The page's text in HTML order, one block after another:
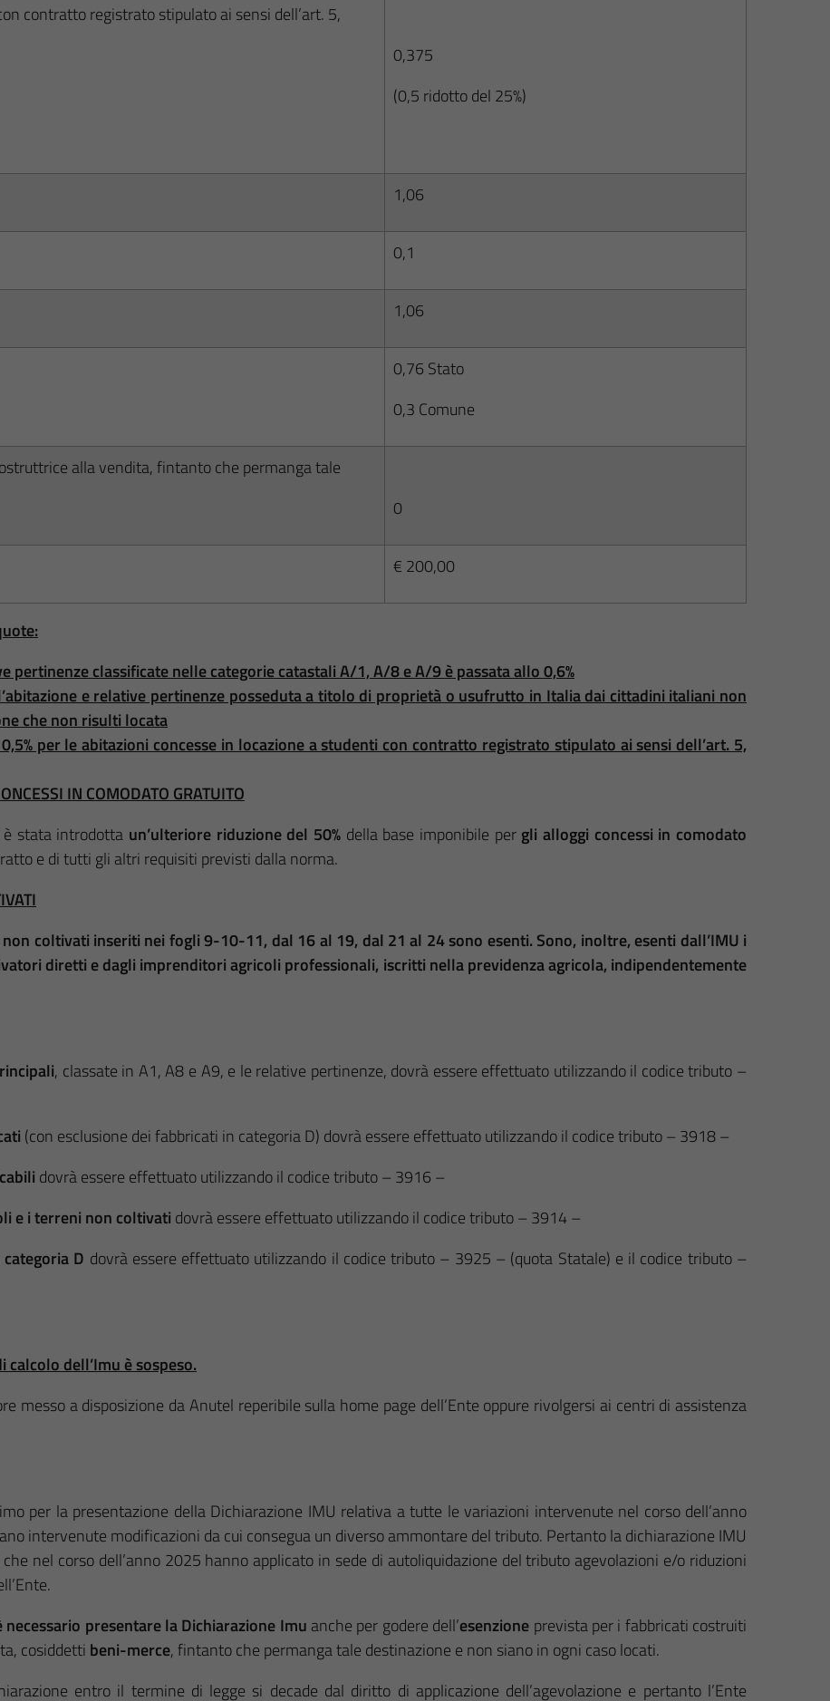
contratto registrato stipulato ai sensi dell’art. 5,
0,375
(0,5 ridotto del 25%)
1,06
0,1
1,06
0,76 Stato
0,3 Comune
alla vendita, fintanto che permanga tale
0
€ 200,00
pertinenze classificate nelle categorie catastaliA/1, A/8 e A/9 è passata allo 0,6%
e relative pertinenze posseduta a titolo di proprietà o usufrutto in Italia dai cittadini italiani non
che non risulti locata
per le abitazioni concesse in locazione a studenti con contratto registrato stipulato ai sensi dell’art. 5,
IN COMODATO GRATUITO
stata introdotta un’ulteriore riduzione del 50% della base imponibile per gli alloggi concessi in comodato
e di tutti gli altri requisiti previsti dalla norma.
coltivati inseriti nei fogli 9-10-11, dal 16 al 19, dal 21 al 24 sono esenti. Sono, inoltre, esenti dall’IMU i
diretti e dagli imprenditori agricoli professionali, iscritti nella previdenza agricola, indipendentemente
, classate in A1, A8 e A9, e le relative pertinenze, dovrà essere effettuato utilizzando il codice tributo –
(con esclusione dei fabbricati in categoria D) dovrà essere effettuato utilizzando il codice tributo – 3918 –
dovrà essere effettuato utilizzando il codice tributo – 3916 –
e i terreni non coltivati dovrà essere effettuato utilizzando il codice tributo – 3914 –
D dovrà essere effettuato utilizzando il codice tributo – 3925 – (quota Statale) e il codice tributo –
calcolo dell’Imu è sospeso.
messo a disposizione da Anutel reperibile sulla home page dell’Ente oppure rivolgersi ai centri di assistenza
per la presentazione della Dichiarazione IMU relativa a tutte le variazioni intervenute nel corso dell’anno
intervenute modificazioni da cui consegua un diverso ammontare del tributo. Pertanto la dichiarazione IMU
nel corso dell’anno 2025 hanno applicato in sede di autoliquidazione del tributo agevolazioni e/o riduzioni
necessario presentare la Dichiarazione Imu anche per godere dell’esenzione prevista per i fabbricati costruiti
cosiddetti beni-merce, fintanto che permanga tale destinazione e non siano in ogni caso locati.
entro il termine di legge si decade dal diritto di applicazione dell’agevolazione e pertanto l’Ente